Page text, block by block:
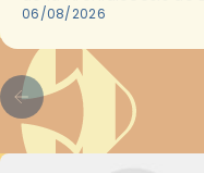
en las convivencias Be
06/08/2026